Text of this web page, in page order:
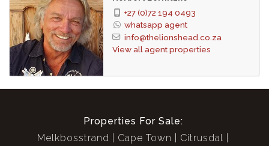
+27 (0)72 194 0493
whatsapp agent
info@thelionshead.co.za
View all agent properties
Properties For Sale:
Melkbosstrand
Cape Town Citrusdal